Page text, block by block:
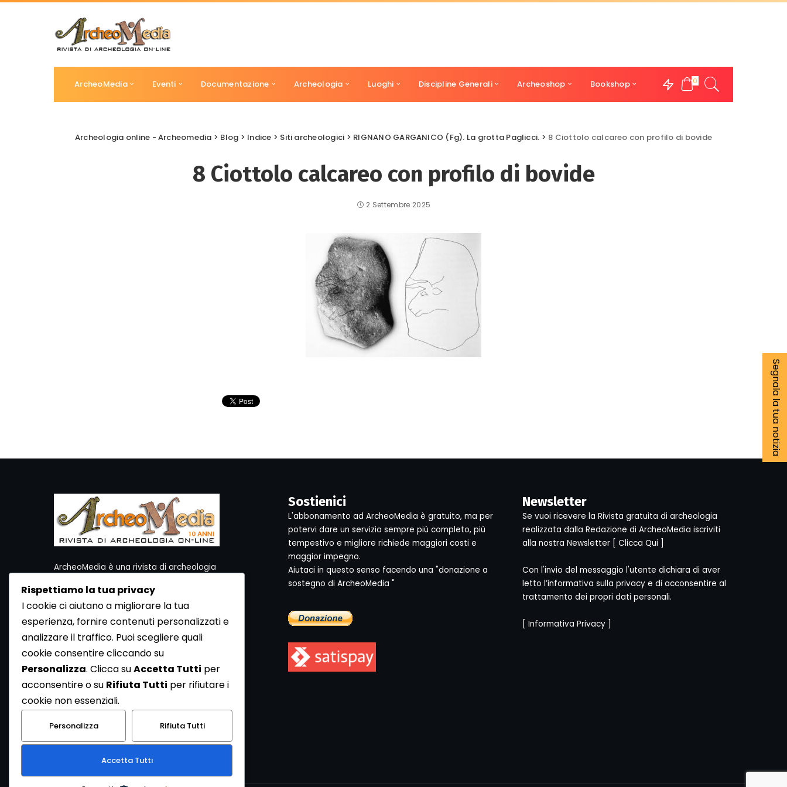
ArcheoMedia Eventi Documentazione Archeologia Luoghi Discipline Generali Archeoshop Bookshop 0
Archeologia online - Archeomedia > Blog > Indice > Siti archeologici > RIGNANO GARGANICO (Fg). La grotta Paglicci. > 8 Ciottolo calcareo con profilo di bovide
8 Ciottolo calcareo con profilo di bovide
2 Settembre 2025
Segnala la tua notizia
ArcheoMedia è una rivista di archeologia
Per contattare la Redazione potete utilizzare i
seguenti recapiti:
Redazione ArcheoMedia c/o Mediares S.c.
Via Gioberti 80/D - 10128 Torino
Tel 011.5806363 - Fax 011.5808561
http://www.mediares.to.it
http://www.didatticatorino.it
Sostienici
L'abbonamento ad ArcheoMedia è gratuito, ma per
potervi dare un servizio sempre più completo, più
tempestivo e migliore richiede maggiori costi e
maggior impegno.
Aiutaci in questo senso facendo una "donazione a
sostegno di ArcheoMedia "
Newsletter
Se vuoi ricevere la Rivista gratuita di archeologia
realizzata dalla Redazione di ArcheoMedia iscriviti
alla nostra Newsletter [ Clicca Qui ]
Con l'invio del messaggio l'utente dichiara di aver
letto l’informativa sulla privacy e di acconsentire al
trattamento dei propri dati personali.
[ Informativa Privacy]
Rispettiamo la tua privacy
I cookie ci aiutano a migliorare la tua
esperienza, fornire contenuti personalizzati e
analizzare il traffico. Puoi scegliere quali
cookie consentire cliccando su
Personalizza. Clicca suAccetta Tutti per
acconsentire o su Rifiuta Tutti per rifiutare i
cookie non essenziali.
Personalizza Rifiuta Tutti
Accetta Tutti